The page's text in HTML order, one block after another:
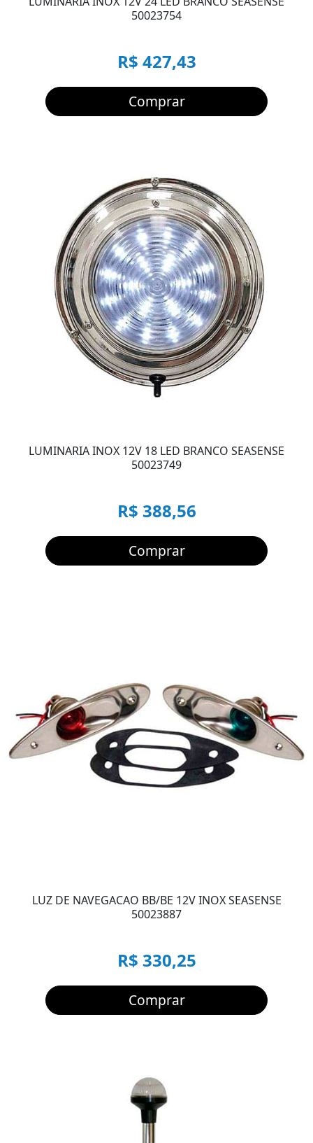
50023754
R$ 427,43
Comprar
LUMINARIA INOX 12V 18 LED BRANCO SEASENSE
50023749
R$ 388,56
Comprar
LUZ DE NAVEGACAO BB/BE 12V INOX SEASENSE
50023887
R$ 330,25
Comprar